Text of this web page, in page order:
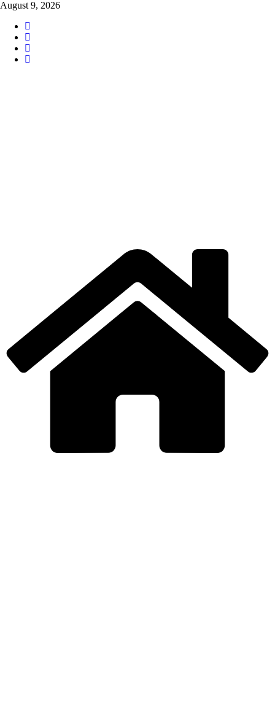
Skip
content
August 9, 2026